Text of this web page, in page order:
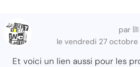
par
le vendredi 27 octobre
Et voici un lien aussi pour les